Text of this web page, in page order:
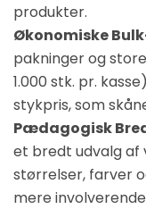
produkter.
Økonomiske
pakninger og
1.000 stk. pr.
stykpris, som
Pædagogisk
et bredt udvalg af
størrelser, farver
mere